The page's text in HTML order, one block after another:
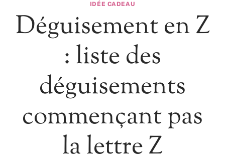
IDÉE CADEAU
Déguisement en Z
: liste des
déguisements
commençant pas
la lettre Z